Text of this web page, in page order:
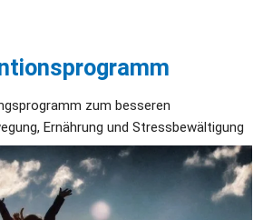
zum besseren
Ernährung und Stressbewältigung